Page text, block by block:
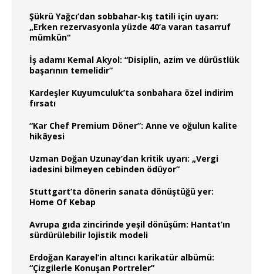
Şükrü Yağcı’dan sobbahar-kış tatili için uyarı:
„Erken rezervasyonla yüzde 40’a varan tasarruf
mümkün“
İş adamı Kemal Akyol: “Disiplin, azim ve dürüstlük
başarının temelidir”
Kardeşler Kuyumculuk’ta sonbahara özel indirim
fırsatı
“Kar Chef Premium Döner”: Anne ve oğulun kalite
hikâyesi
Uzman Doğan Uzunay’dan kritik uyarı: „Vergi
iadesini bilmeyen cebinden ödüyor“
Stuttgart’ta dönerin sanata dönüştüğü yer:
Home Of Kebap
Avrupa gıda zincirinde yeşil dönüşüm: Hantat’ın
sürdürülebilir lojistik modeli
Erdoğan Karayel’in altıncı karikatür albümü:
“Çizgilerle Konuşan Portreler”